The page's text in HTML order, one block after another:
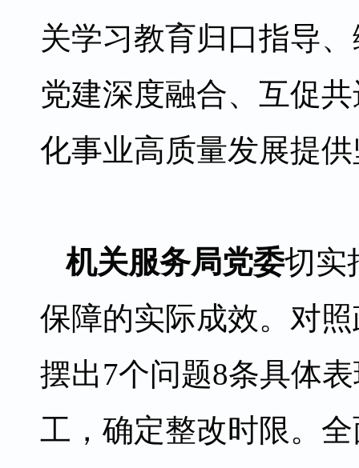
关学习教育归口指导
党建深度融合、互促
化事业高质量发展提
机关服务局党委切实
保障的实际成效。对
摆出7个问题8条具体
工，确定整改时限。